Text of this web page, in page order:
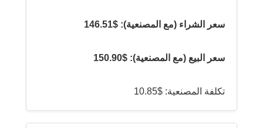
سعر الشراء (مع المصنعية): $146.51
سعر البيع (مع المصنعية): $150.90
تكلفة المصنعية: $10.85